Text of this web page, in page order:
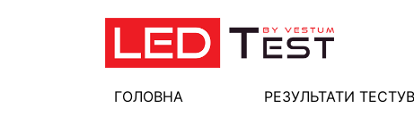
ГОЛОВНА РЕЗУЛЬТАТИ